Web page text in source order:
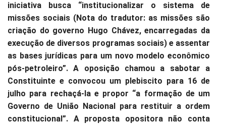
iniciativa busca “institucionalizar o sistema de
missões sociais (Nota do tradutor: as missões são
criação do governo Hugo Chávez, encarregadas da
execução de diversos programas sociais) e assentar
as bases jurídicas para um novo modelo econômico
pós-petroleiro”. A oposição chamou a sabotar a
Constituinte e convocou um plebiscito para 16 de
julho para rechaçá-la e propor “a formação de um
Governo de União Nacional para restituir a ordem
constitucional”. A proposta opositora não conta